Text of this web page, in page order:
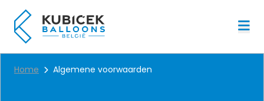
Menu
Home Algemene voorwaarden